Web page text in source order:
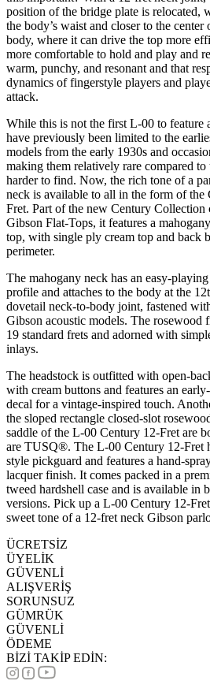
position of the bridge plate is relocated,
the body’s waist and closer to the
body, where it can drive the top more
more comfortable to hold and play and
warm, punchy, and resonant and that
dynamics of fingerstyle players and
attack.
While this is not the first L-00 to feature
have previously been limited to the
models from the early 1930s and
making them relatively rare compared
harder to find. Now, the rich tone of a
neck is available to all in the form of
Fret. Part of the new Century Collection
Gibson Flat-Tops, it features a
top, with single ply cream top and back
perimeter.
The mahogany neck has an easy-
profile and attaches to the body at the
dovetail neck-to-body joint, fastened
Gibson acoustic models. The rosewood
19 standard frets and adorned with
inlays.
The headstock is outfitted with open-
with cream buttons and features an
decal for a vintage-inspired touch.
the sloped rectangle closed-slot
saddle of the L-00 Century 12-Fret are
are TUSQ®. The L-00 Century 12-Fret
style pickguard and features a hand-
lacquer finish. It comes packed in a
tweed hardshell case and is available in
versions. Pick up a L-00 Century 12-
sweet tone of a 12-fret neck Gibson
ÜCRETSİZ
ÜYELİK
GÜVENLİ
ALIŞVERİŞ
SORUNSUZ
GÜMRÜK
GÜVENLİ
ÖDEME
BİZİ TAKİP EDİN: